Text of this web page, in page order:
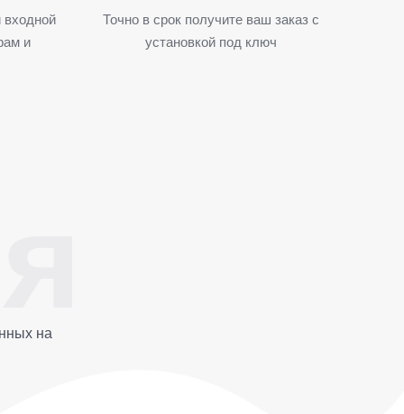
входной
и
Точно в срок получите ваш заказ с
установкой под ключ
на